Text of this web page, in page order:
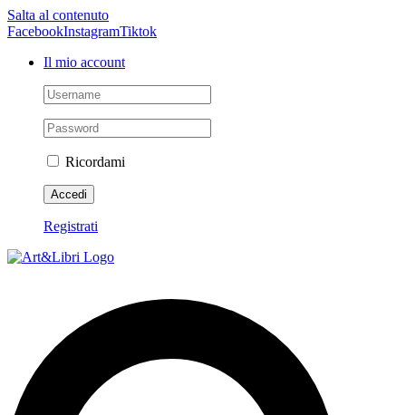
Salta al contenuto
FacebookInstagramTiktok
Il mio account
Ricordami
Registrati